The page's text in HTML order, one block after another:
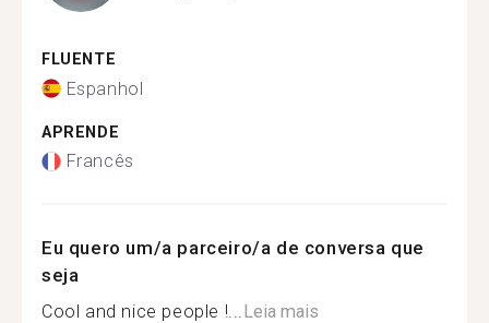
FLUENTE
Espanhol
APRENDE
Francês
Eu quero um/a parceiro/a de conversa que
seja
Cool and nice people !...Leia mais